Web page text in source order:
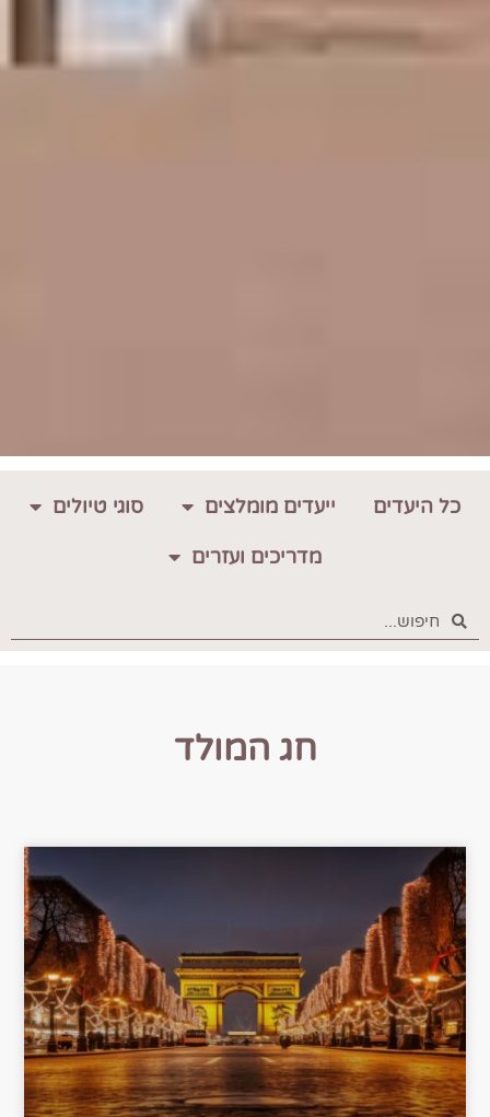
כל היעדים ייעדים מומלצים סוגי טיולים
מדריכים ועזרים
חג המולד